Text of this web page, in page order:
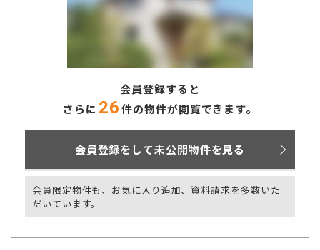
会員登録すると
さらに 26 件の物件が閲覧できます。
会員登録をして未公開物件を見る
会員限定物件も、お気に入り追加、資料請求を多数いた
だいています。